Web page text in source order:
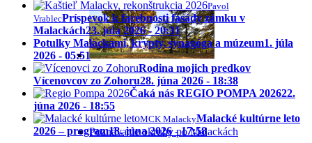
Poznávacie okruhy po Malackách
Pavol
VrablecPríspevok k farebnosti fasády zámku v
Malackách23. júla 2026 - 20:31
Potulky Malackami, krypty, synagóga a múzeum1. júla
2026 - 05:51
Rodina mojich predkov
Vícenovcov zo Zohoru28. júna 2026 - 18:38
Čaká nás REGIO POMPA 202622.
júna 2026 - 18:55
MCK MalackyMalacké kultúrne leto
2026 – program18. júna 2026 - 17:58